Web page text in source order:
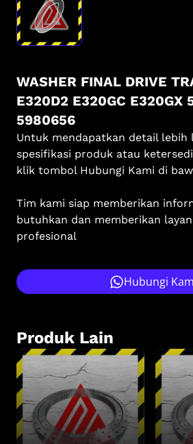
WASHER FINAL DRIVE
E320D2 E320GC E320GX
5980656
Untuk mendapatkan detail lebih
spesifikasi produk atau
klik tombol Hubungi Kami di
Tim kami siap memberikan
butuhkan dan memberikan
profesional
Hubungi
Produk Lain